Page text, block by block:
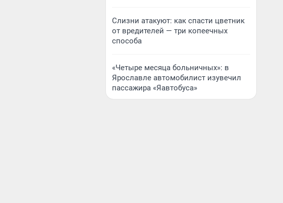
Слизни атакуют: как спасти цветник
от вредителей — три копеечных
способа
«Четыре месяца больничных»: в
Ярославле автомобилист изувечил
пассажира «Яавтобуса»